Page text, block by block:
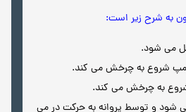
به شرح زیر است:
می شود.
پمپ شروع به چرخش می کند.
شروع به چرخش می کند.
شود و توسط پروانه به حرکت در می